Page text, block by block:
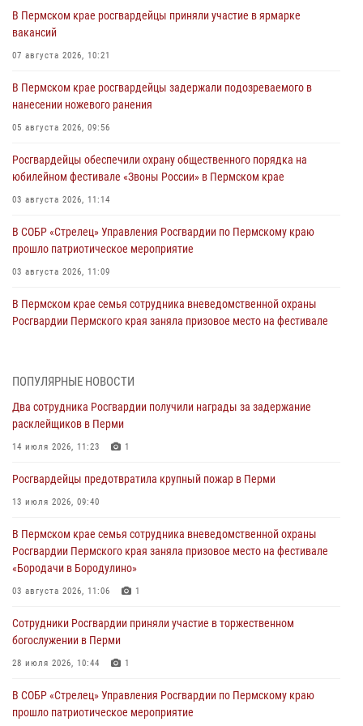
В Пермском крае росгвардейцы приняли участие в ярмарке
вакансий
07 августа 2026, 10:21
В Пермском крае росгвардейцы задержали подозреваемого в
нанесении ножевого ранения
05 августа 2026, 09:56
Росгвардейцы обеспечили охрану общественного порядка на
юбилейном фестивале «Звоны России» в Пермском крае
03 августа 2026, 11:14
В СОБР «Стрелец» Управления Росгвардии по Пермскому краю
прошло патриотическое мероприятие
03 августа 2026, 11:09
В Пермском крае семья сотрудника вневедомственной охраны
Росгвардии Пермского края заняла призовое место на фестивале
юных спортсменов
03 августа 2026, 10:59
30 июля 2026, 05:19
богослужении в Перми
28 июля 2026, 10:44
Росгвардейцы оказали силовую поддержку при задержании
28 июля 2026, 06:15
ПОПУЛЯРНЫЕ НОВОСТИ
Два сотрудника Росгвардии получили награды за задержание
расклейщиков в Перми
14 июля 2026, 11:23 1
Росгвардейцы предотвратила крупный пожар в Перми
13 июля 2026, 09:40
В Пермском крае семья сотрудника вневедомственной охраны
Росгвардии Пермского края заняла призовое место на фестивале
«Бородачи в Бородулино»
03 августа 2026, 11:06 1
Сотрудники Росгвардии приняли участие в торжественном
богослужении в Перми
28 июля 2026, 10:44 1
В СОБР «Стрелец» Управления Росгвардии по Пермскому краю
прошло патриотическое мероприятие